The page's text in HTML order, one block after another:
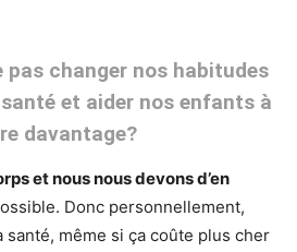
pas changer nos habitudes
et aider nos enfants à
davantage?
et nous nous devons d’en
Donc personnellement,
même si ça coûte plus cher